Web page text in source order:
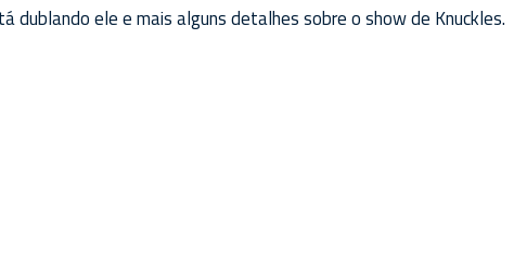
dublando ele e mais alguns detalhes sobre o show de Knuckles.